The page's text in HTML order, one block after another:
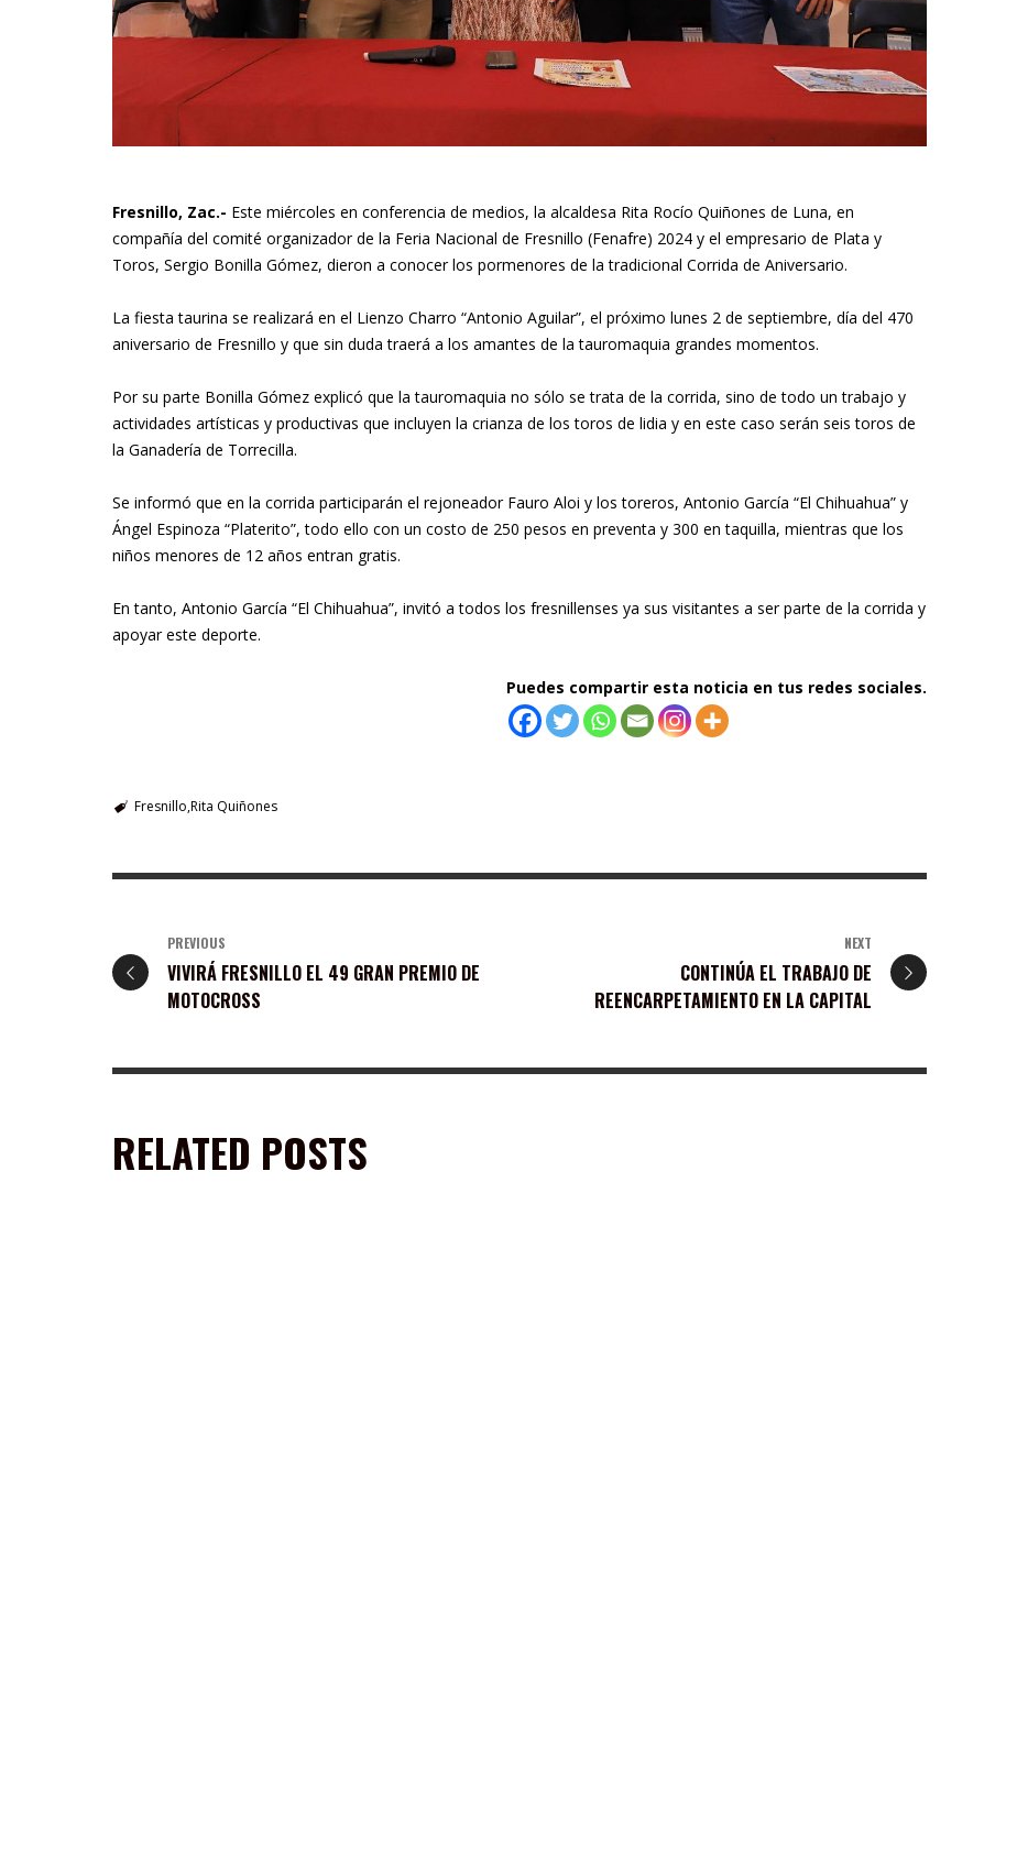
Fresnillo, Zac.- Este miércoles en conferencia de medios, la alcaldesa Rita Rocío Quiñones de Luna, en
compañía del comité organizador de la Feria Nacional de Fresnillo (Fenafre) 2024 y el empresario de Plata y
Toros, Sergio Bonilla Gómez, dieron a conocer los pormenores de la tradicional Corrida de Aniversario.
La fiesta taurina se realizará en el Lienzo Charro “Antonio Aguilar”, el próximo lunes 2 de septiembre, día del 470
aniversario de Fresnillo y que sin duda traerá a los amantes de la tauromaquia grandes momentos.
Por su parte Bonilla Gómez explicó que la tauromaquia no sólo se trata de la corrida, sino de todo un trabajo y
actividades artísticas y productivas que incluyen la crianza de los toros de lidia y en este caso serán seis toros de
la Ganadería de Torrecilla.
Se informó que en la corrida participarán el rejoneador Fauro Aloi y los toreros, Antonio García “El Chihuahua” y
Ángel Espinoza “Platerito”, todo ello con un costo de 250 pesos en preventa y 300 en taquilla, mientras que los
niños menores de 12 años entran gratis.
En tanto, Antonio García “El Chihuahua”, invitó a todos los fresnillenses ya sus visitantes a ser parte de la corrida y
apoyar este deporte.
Puedes compartir esta noticia en tus redes sociales.
Fresnillo Rita Quiñones
PREVIOUS
VIVIRÁ FRESNILLO EL 49 GRAN PREMIO DE
MOTOCROSS
NEXT
CONTINÚA EL TRABAJO DE
REENCARPETAMIENTO EN LA CAPITAL
RELATED POSTS